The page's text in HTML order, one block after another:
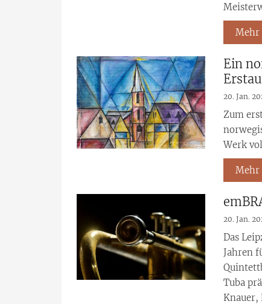
Mehr
Ein
20. Jan.
Zum
Werk
Mehr
20. Jan.
Das
Jahren
Tuba
Knauer,